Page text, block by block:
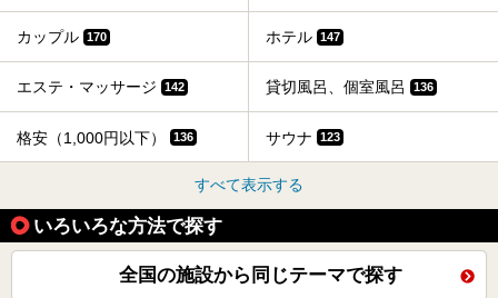
カップル 170 ホテル 147
エステ・マッサージ 142 貸切風呂、個室風呂 136
格安（1,000円以下） 136 サウナ 123
すべて表示する
いろいろな方法で探す
全国の施設から同じテーマで探す